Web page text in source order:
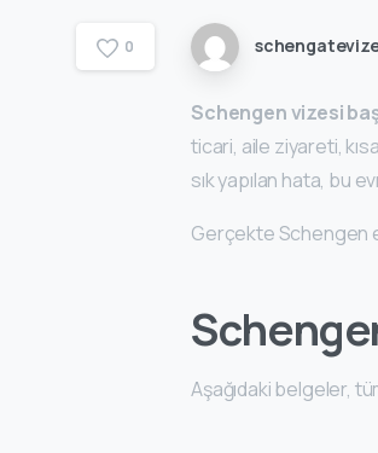
0
Schengen vizesi
ticari, aile ziyareti,
sık yapılan hata, bu
Gerçekte Schengen
Aşağıdaki belgeler,